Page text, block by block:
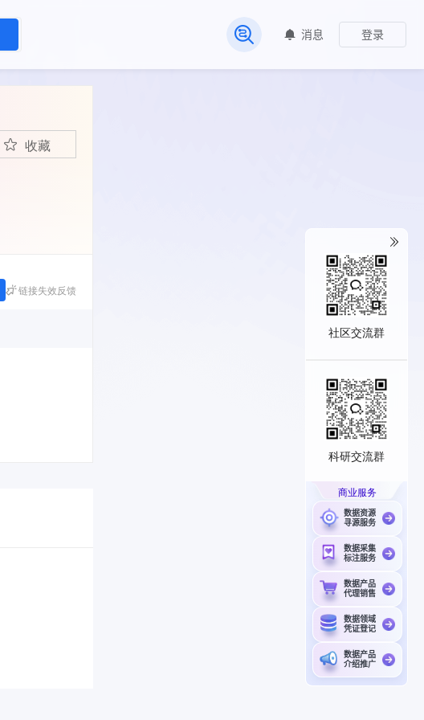
常见问题
消息 登录
收藏
链接失效反馈
社区交流群
科研交流群
商业服务
数据资源
寻源服务
数据采集
标注服务
数据产品
代理销售
数据领域
凭证登记
数据产品
介绍推广